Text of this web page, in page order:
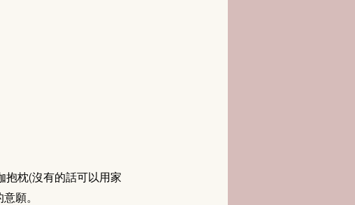
抱枕(沒有的話可以用家
願。